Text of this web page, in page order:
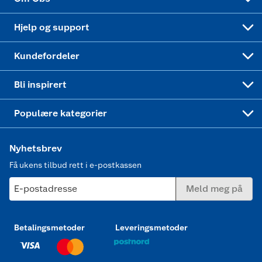
Hjelp og support
Kundefordeler
Bli inspirert
Populære kategorier
Nyhetsbrev
Få ukens tilbud rett i e-postkassen
E-postadresse Meld meg på
Betalingsmetoder Leveringsmetoder